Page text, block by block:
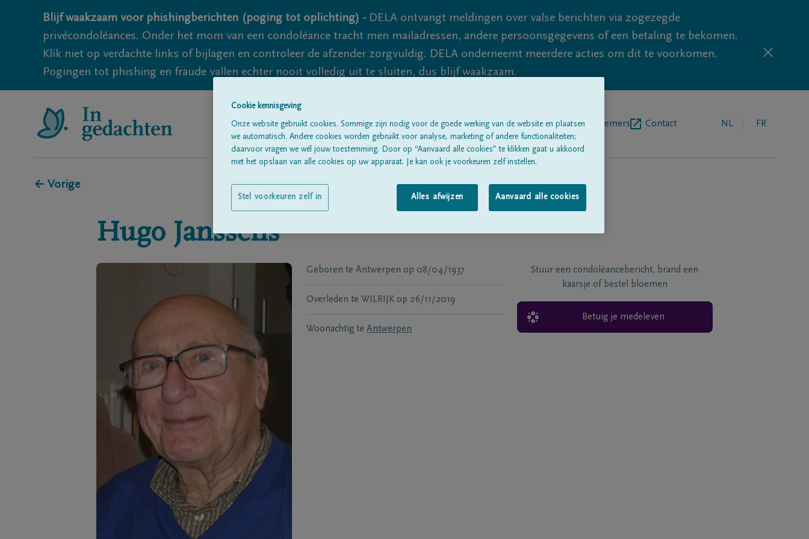
Blijf waakzaam voor phishingberichten (poging tot oplichting) - DELA ontvangt meldingen over valse berichten via zogezegde
privécondoléances. Onder het mom van een condoléance tracht men mailadressen, andere persoonsgegevens of een betaling te bekomen.
Klik niet op verdachte links of bijlagen en controleer de afzender zorgvuldig. DELA onderneemt meerdere acties om dit te voorkomen.
Pogingen tot phishing en fraude vallen echter nooit volledig uit te sluiten, dus blijf waakzaam.
Alle rouwberichtenOver onsBegrafenisondernemers Contact NL FR
← Vorige
Hugo Janssens
Geboren te Antwerpen op 08/04/1937
Overleden te WILRIJK op 26/11/2019
Woonachtig te Antwerpen
Stuur een condoléancebericht, brand een
kaarsje of bestel bloemen
Betuig je medeleven
Cookie kennisgeving
Onze website gebruikt cookies. Sommige zijn nodig voor de goede werking van de website en plaatsen
we automatisch. Andere cookies worden gebruikt voor analyse, marketing of andere functionaliteiten;
daarvoor vragen we wél jouw toestemming. Door op “Aanvaard alle cookies” te klikken gaat u akkoord
met het opslaan van alle cookies op uw apparaat. Je kan ook je voorkeuren zelf instellen.
Alles afwijzen Aanvaard alle cookies
Stel voorkeuren zelf in